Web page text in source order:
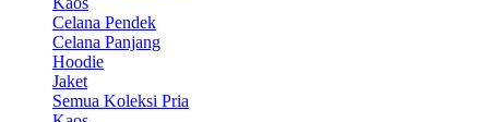
Celana Pendek
Celana Panjang
Hoodie
Jaket
Semua Koleksi Pria